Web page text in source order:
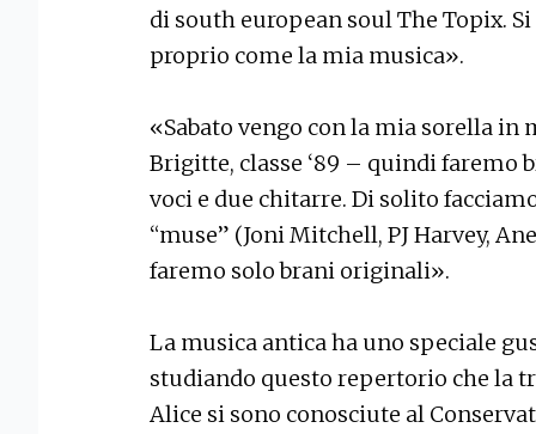
di south european soul The Topix.
proprio come la mia musica».
«Sabato vengo con la mia sorella in
Brigitte, classe ‘89 – quindi faremo
voci e due chitarre. Di solito
“muse” (Joni Mitchell, PJ Harvey,
faremo solo brani originali».
La musica antica ha uno speciale
studiando questo repertorio che la
Alice si sono conosciute al